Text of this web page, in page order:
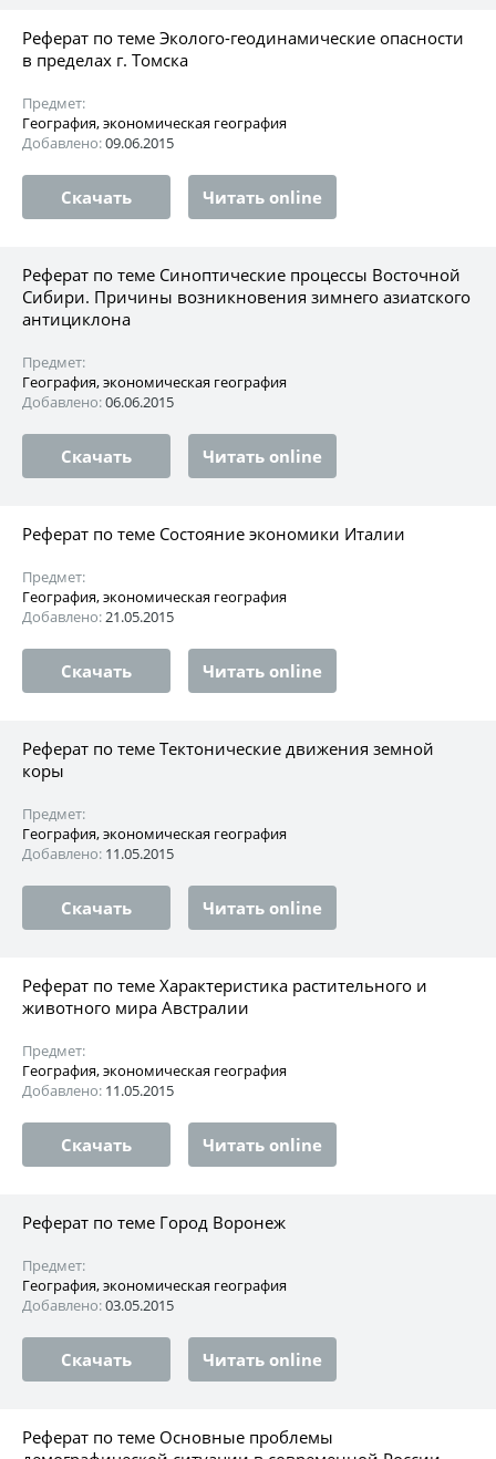
Реферат по теме Эколого-геодинамические опасности
в пределах г. Томска
Предмет:
География, экономическая география
Добавлено:09.06.2015
Скачать Читать online
Реферат по теме Синоптические процессы Восточной
Сибири. Причины возникновения зимнего азиатского
антициклона
Предмет:
География, экономическая география
Добавлено:06.06.2015
Скачать Читать online
Реферат по теме Состояние экономики Италии
Предмет:
География, экономическая география
Добавлено:21.05.2015
Скачать Читать online
Реферат по теме Тектонические движения земной
коры
Предмет:
География, экономическая география
Добавлено: 11.05.2015
Скачать Читать online
Реферат по теме Характеристика растительного и
животного мира Австралии
Предмет:
География, экономическая география
Добавлено: 11.05.2015
Скачать Читать online
Реферат по теме Город Воронеж
Предмет:
География, экономическая география
Добавлено:03.05.2015
Скачать Читать online
Реферат по теме Основные проблемы